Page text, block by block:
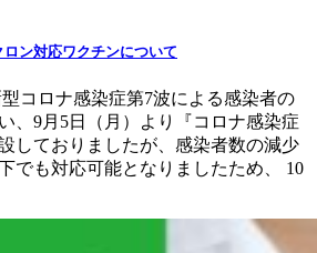
ン対応ワクチンについて
コロナ感染症第7波による感染者の
、9月5日（月）より『コロナ感染症
しておりましたが、感染者数の減少
でも対応可能となりましたため、 10